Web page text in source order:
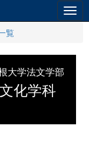
覧
大学法文学部
化学科